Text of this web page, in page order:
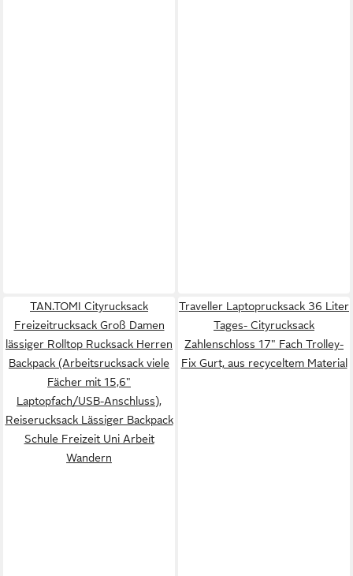
TAN.TOMI Cityrucksack
Freizeitrucksack Groß Damen
lässiger Rolltop Rucksack Herren
Backpack (Arbeitsrucksack viele
Fächer mit 15,6"
Laptopfach/USB-Anschluss),
Reiserucksack Lässiger Backpack
Schule Freizeit Uni Arbeit
Wandern
Traveller Laptoprucksack 36 Liter
Tages- Cityrucksack
Zahlenschloss 17" Fach Trolley-
Fix Gurt, aus recyceltem Material